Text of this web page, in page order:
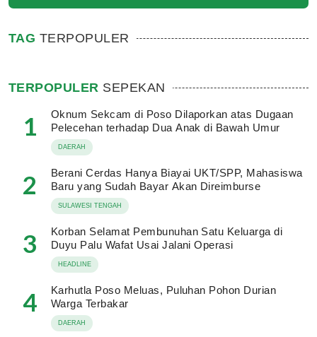
TAG TERPOPULER
TERPOPULER SEPEKAN
1
Oknum Sekcam di Poso Dilaporkan atas Dugaan
Pelecehan terhadap Dua Anak di Bawah Umur
DAERAH
2
Berani Cerdas Hanya Biayai UKT/SPP, Mahasiswa
Baru yang Sudah Bayar Akan Direimburse
SULAWESI TENGAH
3
Korban Selamat Pembunuhan Satu Keluarga di
Duyu Palu Wafat Usai Jalani Operasi
HEADLINE
4
Karhutla Poso Meluas, Puluhan Pohon Durian
Warga Terbakar
DAERAH